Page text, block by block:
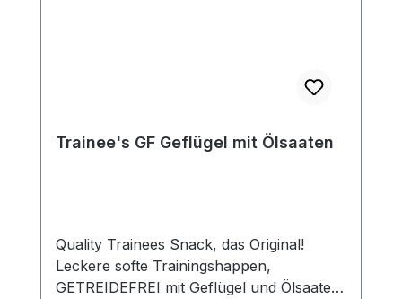
Trainee's GF Geflügel mit Ölsaaten
Quality Trainees Snack, das Original!
Leckere softe Trainingshappen,
GETREIDEFREI mit Geflügel und Ölsaaten.